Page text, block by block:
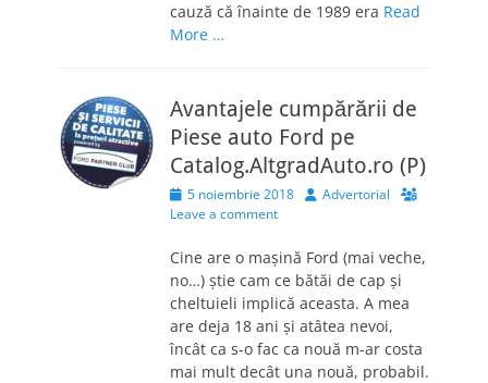
cauză că înainte de 1989 era Read
More …
Avantajele cumpărării de
Piese auto Ford pe
Catalog.AltgradAuto.ro (P)
Posted
on
5 noiembrie 2018 Author
Advertorial
Leave a comment
Cine are o mașină Ford (mai veche,
no…) știe cam ce bătăi de cap și
cheltuieli implică aceasta. A mea
are deja 18 ani și atâtea nevoi,
încât ca s-o fac ca nouă m-ar costa
mai mult decât una nouă, probabil.